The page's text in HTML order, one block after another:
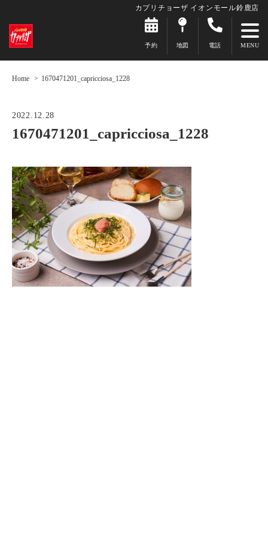
カプリチョーザ イオンモール鈴鹿店
予約 地図 電話
Home 1670471201_capricciosa_1228
2022.12.28
1670471201_capricciosa_1228